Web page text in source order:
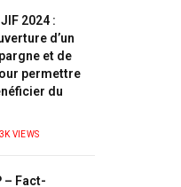
2024 :
d’un
et de
permettre
du
VIEWS
– Fact-